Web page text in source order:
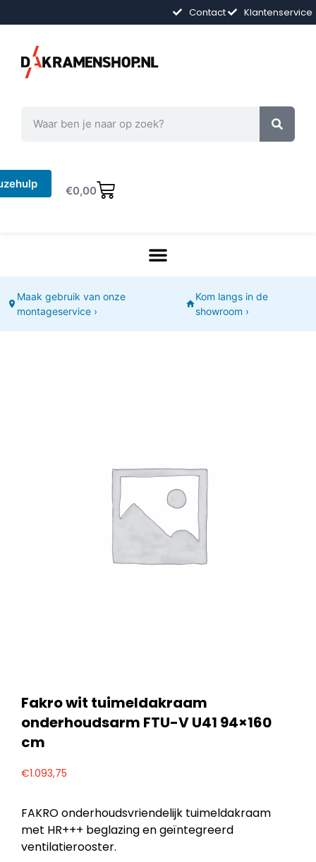
Contact Klantenservice
€0,00
Maak gebruik van onze
montageservice ›
Kom langs in de
showroom ›
Fakro wit tuimeldakraam
onderhoudsarm FTU-V U41 94×160
cm
€1.093,75
FAKRO onderhoudsvriendelijk tuimeldakraam
met HR+++ beglazing en geïntegreerd
ventilatierooster.